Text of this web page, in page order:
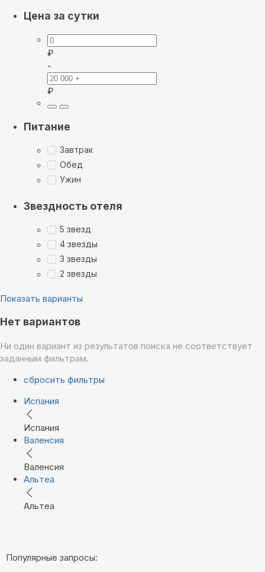
Цена за сутки
₽
-
₽
Питание
Завтрак
Обед
Ужин
Звездность отеля
5 звезд
4 звезды
3 звезды
2 звезды
Показать варианты
Нет вариантов
Ни один вариант из результатов поиска не соответствует
заданным фильтрам.
сбросить фильтры
Испания
Испания
Валенсия
Валенсия
Альтеа
Альтеа
Популярные запросы: